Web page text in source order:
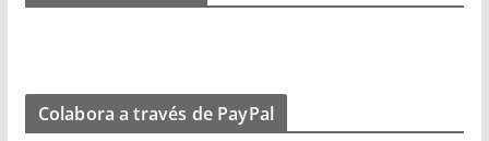
Colabora a través de PayPal